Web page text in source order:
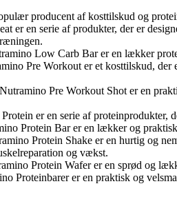
producent af kosttilskud og
er en serie af produkter, der er
Low Carb Bar er en lækker
Pre Workout er et kosttilskud,
Pre Workout Shot er en
er en serie af proteinprodukter,
Protein Bar er en lækker og
Protein Shake er en hurtig og
og vækst.
Protein Wafer er en sprød og
Proteinbarer er en praktisk og